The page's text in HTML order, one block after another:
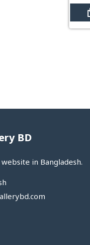
BD
in Bangladesh.